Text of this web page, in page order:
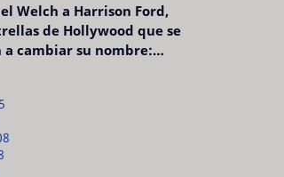
Welch a Harrison Ford,
de Hollywood que se
a cambiar su nombre:
5